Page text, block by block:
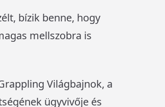
bízik benne, hogy
mellszobra is
Világbajnok, a
ügyvivője és